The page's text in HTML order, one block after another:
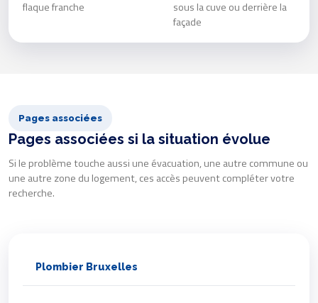
flaque franche
sous la cuve ou derrière la
façade
Pages associées
Pages associées si la situation évolue
Si le problème touche aussi une évacuation, une autre commune ou
une autre zone du logement, ces accès peuvent compléter votre
recherche.
Plombier Bruxelles